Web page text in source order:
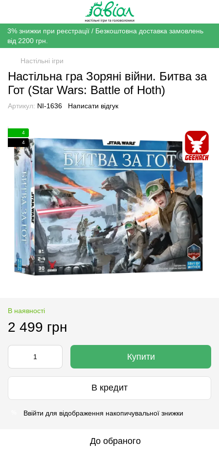
3% знижки при реєстрації / Безкоштовна доставка замовлень
від 2200 грн.
Настільні ігри
Настільна гра Зоряні війни. Битва за
Гот (Star Wars: Battle of Hoth)
Артикул: NI-1636 Написати відгук
4
4
В наявності
2 499 грн
Купити
В кредит
Ввійти для відображення накопичувальної знижки
До обраного